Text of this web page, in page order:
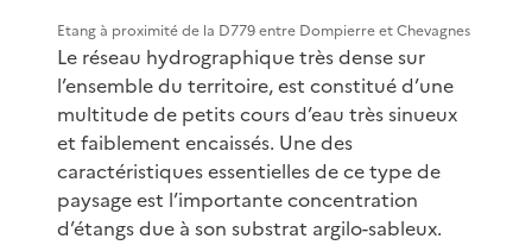
Etang à proximité de la D779 entre Dompierre et Chevagnes
Le réseau hydrographique très dense sur
l’ensemble du territoire, est constitué d’une
multitude de petits cours d’eau très sinueux
et faiblement encaissés. Une des
caractéristiques essentielles de ce type de
paysage est l’importante concentration
d’étangs due à son substrat argilo-sableux.